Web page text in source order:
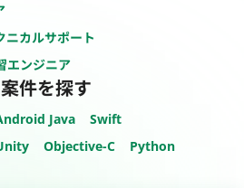
ニカルサポート
エンジニア
件を探す
Java
Swift
Objective-C Python